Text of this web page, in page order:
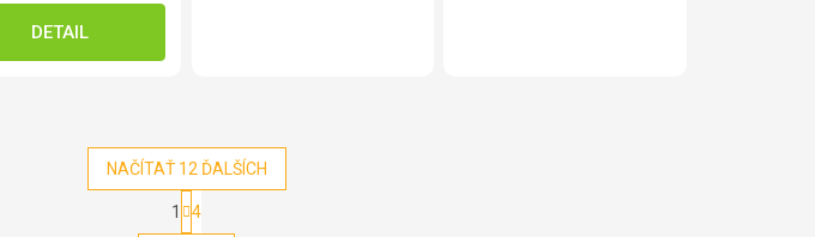
DETAIL
Ovládacie prvky výpisu
NAČÍTAŤ 12 ĎALŠÍCH
Stránkovanie
1 4